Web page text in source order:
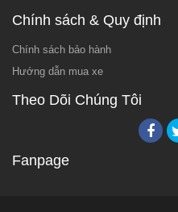
Chính sách & Quy định
Chính sách bảo hành
Hướng dẫn mua xe
Theo Dõi Chúng Tôi
Fanpage